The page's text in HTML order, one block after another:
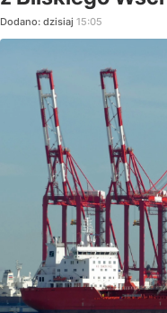
Dodano: dzisiaj 15:05